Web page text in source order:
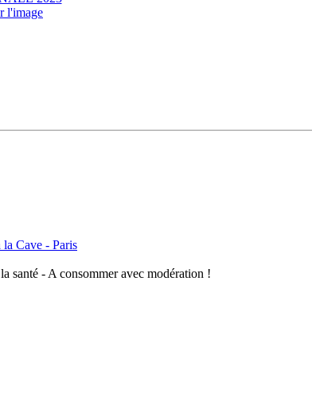
l'image
la Cave - Paris
santé - A consommer avec modération !